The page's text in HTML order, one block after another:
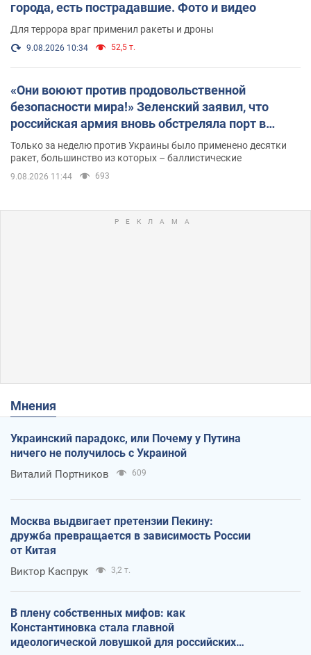
города, есть пострадавшие. Фото и видео
Для террора враг применил ракеты и дроны
9.08.2026 10:34 52,5 т.
«Они воюют против продовольственной
безопасности мира!» Зеленский заявил, что
российская армия вновь обстреляла порт в
Одессе
Только за неделю против Украины было применено десятки
ракет, большинство из которых – баллистические
9.08.2026 11:44 693
Мнения
Украинский парадокс, или Почему у Путина
ничего не получилось с Украиной
Виталий Портников 609
Москва выдвигает претензии Пекину:
дружба превращается в зависимость России
от Китая
Виктор Каспрук 3,2 т.
В плену собственных мифов: как
Константиновка стала главной
идеологической ловушкой для российских